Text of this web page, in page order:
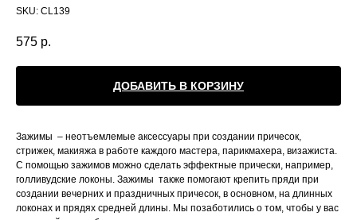
SKU: CL139
575 р.
ДОБАВИТЬ В КОРЗИНУ
Зажимы – неотъемлемые аксессуары при создании причесок,
стрижек, макияжа в работе каждого мастера, парикмахера, визажиста.
С помощью зажимов можно сделать эффектные прически, например,
голливудские локоны. Зажимы также помогают крепить пряди при
создании вечерних и праздничных причесок, в основном, на длинных
локонах и прядях средней длины. Мы позаботились о том, чтобы у вас